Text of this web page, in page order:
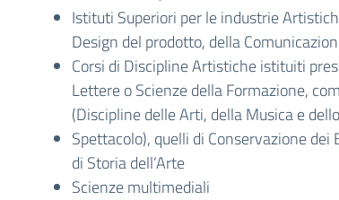
Istituti Superiori per le industrie
Design del prodotto, della
Corsi di Discipline Artistiche istituiti
Lettere o Scienze della Formazione,
(Discipline delle Arti, della Musica e dello
Spettacolo), quelli di Conservazione
di Storia dell’Arte
Scienze multimediali